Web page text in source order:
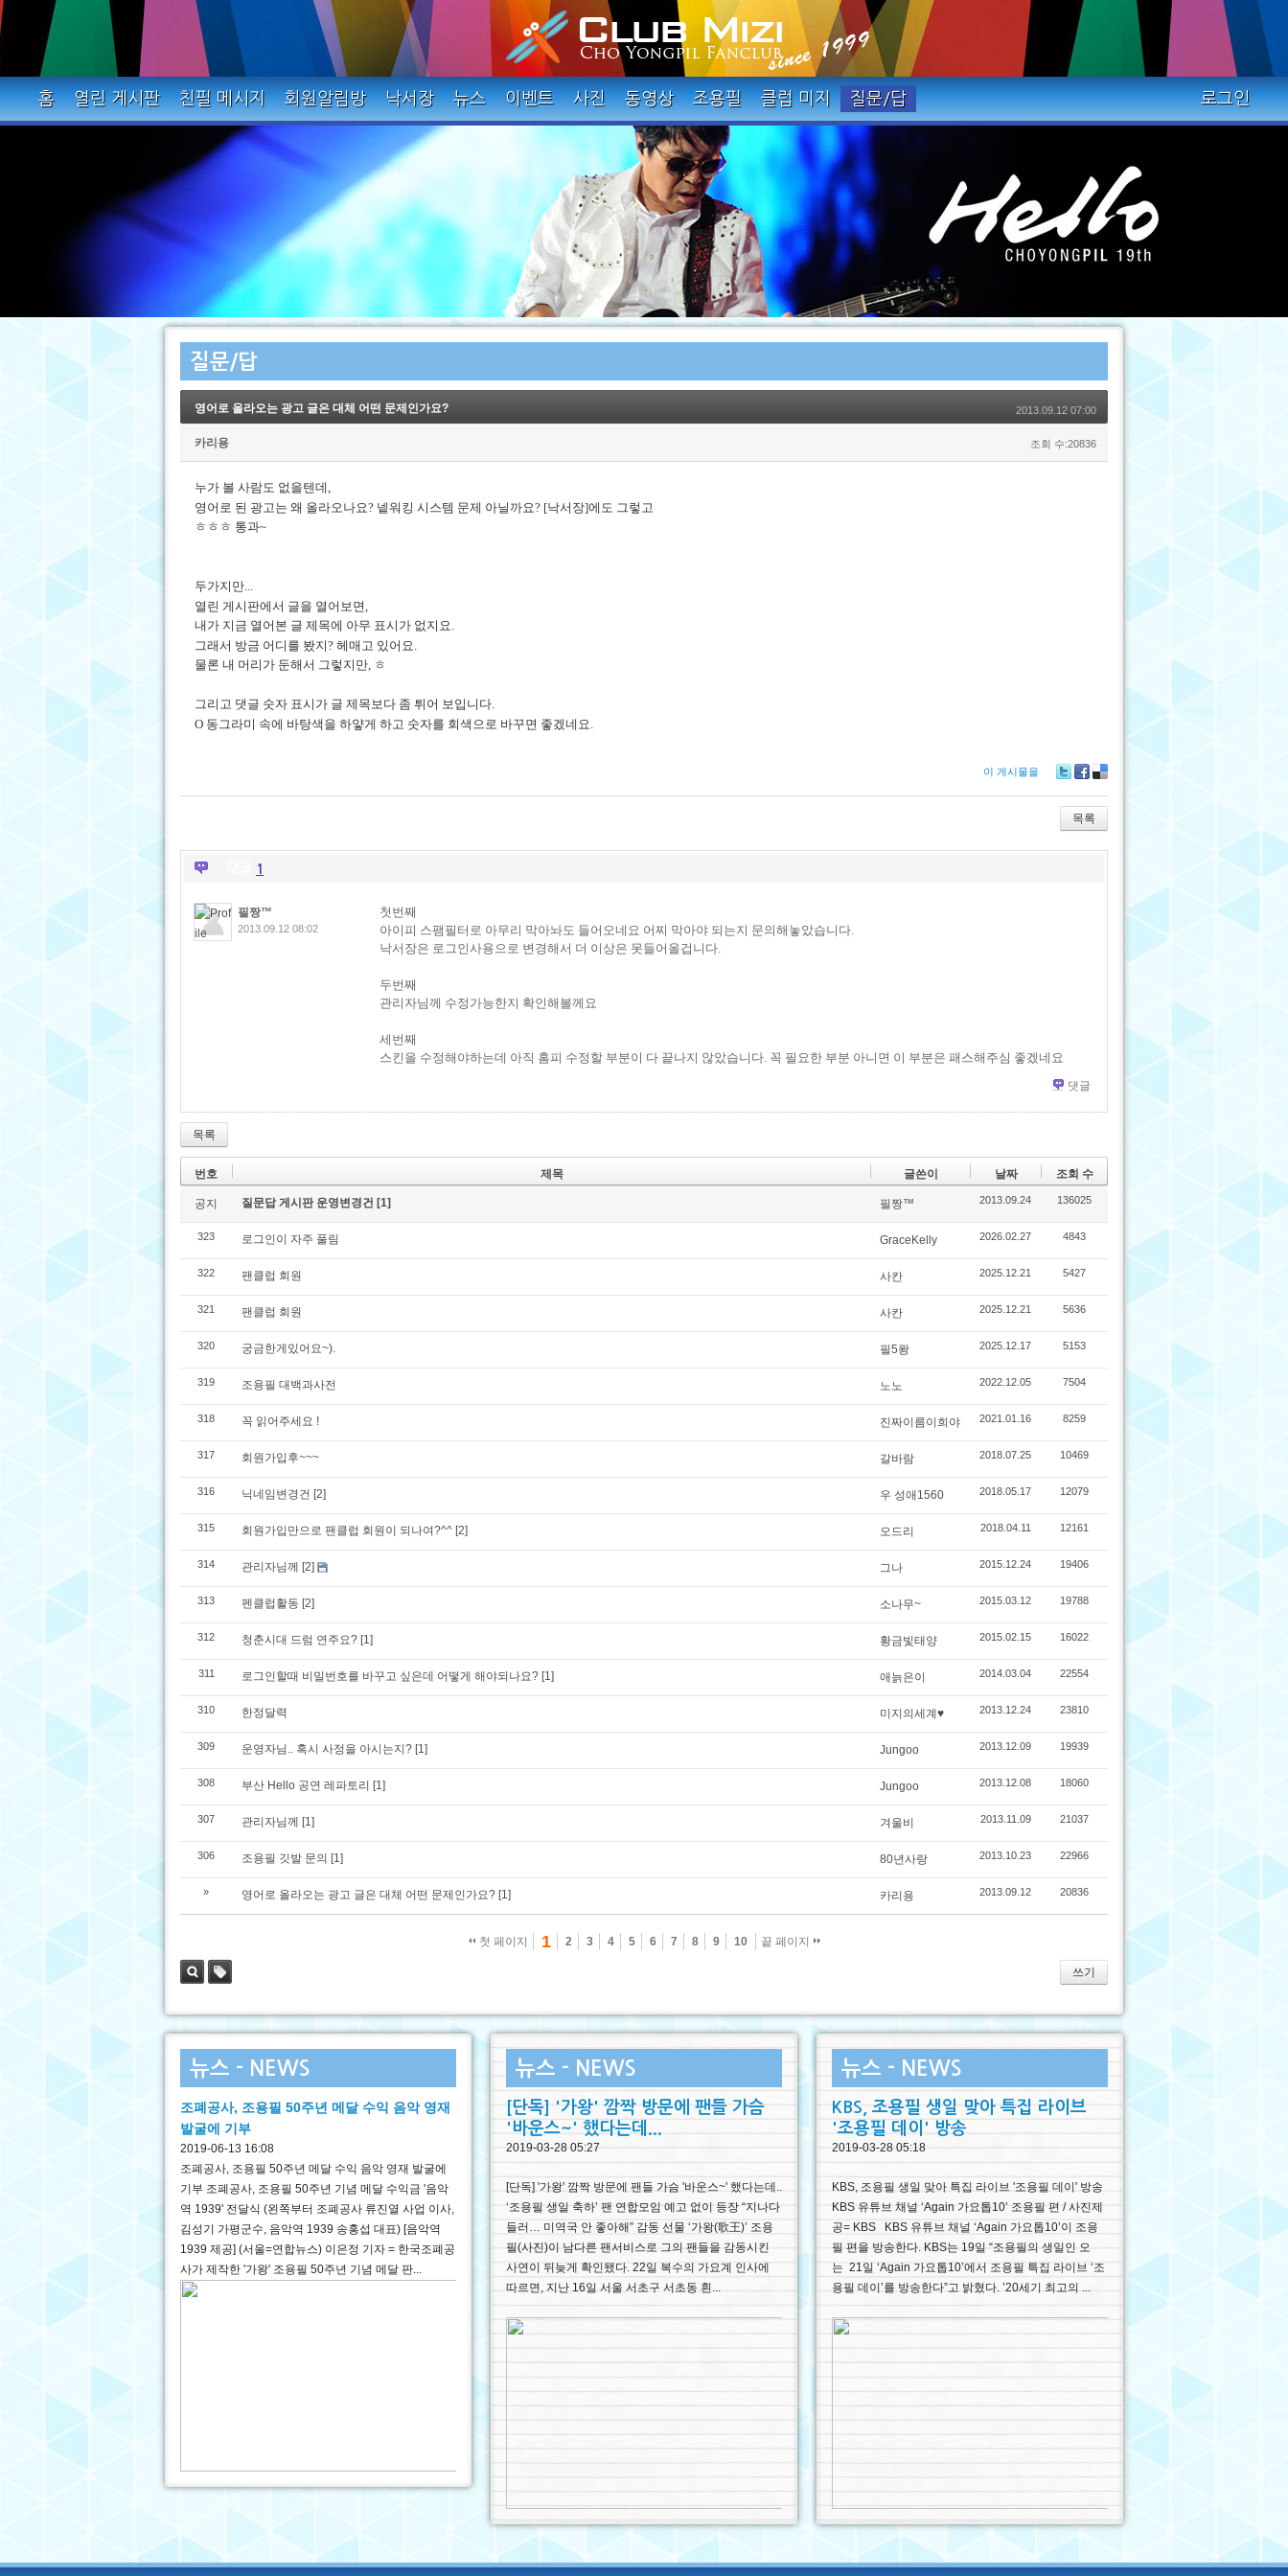
홈 열린 게시판 친필 메시지 회원알림방 낙서장 뉴스 이벤트 사진 동영상 조용필 클럽 미지 질문/답 로그인
질문/답
영어로 올라오는 광고 글은 대체 어떤 문제인가요? 2013.09.12 07:00
카리용 조회 수:20836
누가 볼 사람도 없을텐데,
영어로 된 광고는 왜 올라오나요? 넽워킹 시스템 문제 아닐까요? [낙서장]에도 그렇고
ㅎㅎㅎ 통과~
두가지만...
열린 게시판에서 글을 열어보면,
내가 지금 열어본 글 제목에 아무 표시가 없지요.
그래서 방금 어디를 봤지? 헤매고 있어요.
물론 내 머리가 둔해서 그렇지만, ㅎ
그리고 댓글 숫자 표시가 글 제목보다 좀 튀어 보입니다.
O 동그라미 속에 바탕색을 하얗게 하고 숫자를 회색으로 바꾸면 좋겠네요.
이 게시물을
bo
ok
ou
s
목록
1
필짱™
2013.09.12 08:02
첫번째
아이피 스팸필터로 아무리 막아놔도 들어오네요 어찌 막아야 되는지 문의해놓았습니다.
낙서장은 로그인사용으로 변경해서 더 이상은 못들어올겁니다.
두번째
관리자님께 수정가능한지 확인해볼께요
세번째
스킨을 수정해야하는데 아직 홈피 수정할 부분이 다 끝나지 않았습니다. 꼭 필요한 부분 아니면 이 부분은 패스해주심 좋겠네요
댓글
목록
번호 제목 글쓴이 날짜 조회 수
공지 질문답 게시판 운영변경건 [1] 필짱™ 2013.09.24 136025
323 로그인이 자주 풀림 GraceKelly 2026.02.27 4843
322 팬클럽 회원 사칸 2025.12.21 5427
321 팬클럽 회원 사칸 2025.12.21 5636
320 궁금한게있어요~). 필5퐝 2025.12.17 5153
319 조용필 대백과사전 노노 2022.12.05 7504
318 꼭 읽어주세요 ! 진짜이름이희야 2021.01.16 8259
317 회원가입후~~~ 갈바람 2018.07.25 10469
316 닉네임변경건 [2] 우 성애1560 2018.05.17 12079
315 회원가입만으로 팬클럽 회원이 되나여?^^ [2] 오드리 2018.04.11 12161
314 관리자님께 [2] 그나 2015.12.24 19406
313 펜클럽활동 [2] 소나무~ 2015.03.12 19788
312 청춘시대 드럼 연주요? [1] 황금빛태양 2015.02.15 16022
311 로그인할때 비밀번호를 바꾸고 싶은데 어떻게 해야되나요? [1] 애늙은이 2014.03.04 22554
310 한정달력 미지의세계♥ 2013.12.24 23810
309 운영자님.. 혹시 사정을 아시는지? [1] Jungoo 2013.12.09 19939
308 부산 Hello 공연 레파토리 [1] Jungoo 2013.12.08 18060
307 관리자님께 [1] 겨울비 2013.11.09 21037
306 조용필 깃발 문의 [1] 80년사랑 2013.10.23 22966
» 영어로 올라오는 광고 글은 대체 어떤 문제인가요? [1] 카리용 2013.09.12 20836
첫 페이지 1 2 3 4 5 6 7 8 9 10 끝 페이지
쓰기
뉴스 - NEWS
조폐공사, 조용필 50주년 메달 수익 음악 영재
발굴에 기부
2019-06-13 16:08
조폐공사, 조용필 50주년 메달 수익 음악 영재 발굴에
기부 조폐공사, 조용필 50주년 기념 메달 수익금 '음악
역 1939' 전달식 (왼쪽부터 조폐공사 류진열 사업 이사,
김성기 가평군수, 음악역 1939 송홍섭 대표) [음악역
1939 제공] (서울=연합뉴스) 이은정 기자 = 한국조폐공
사가 제작한 '가왕' 조용필 50주년 기념 메달 판...
뉴스 - NEWS
[단독] '가왕' 깜짝 방문에 팬들 가슴
'바운스~' 했다는데...
2019-03-28 05:27
[단독] '가왕' 깜짝 방문에 팬들 가슴 '바운스~' 했다는데..
‘조용필 생일 축하’ 팬 연합모임 예고 없이 등장 “지나다
들러… 미역국 안 좋아해” 감동 선물 ‘가왕(歌王)’ 조용
필(사진)이 남다른 팬서비스로 그의 팬들을 감동시킨
사연이 뒤늦게 확인됐다. 22일 복수의 가요계 인사에
따르면, 지난 16일 서울 서초구 서초동 흰...
뉴스 - NEWS
KBS, 조용필 생일 맞아 특집 라이브
'조용필 데이' 방송
2019-03-28 05:18
KBS, 조용필 생일 맞아 특집 라이브 '조용필 데이' 방송
KBS 유튜브 채널 ‘Again 가요톱10’ 조용필 편 / 사진제
공= KBS KBS 유튜브 채널 ‘Again 가요톱10’이 조용
필 편을 방송한다. KBS는 19일 “조용필의 생일인 오
는 21일 ‘Again 가요톱10’에서 조용필 특집 라이브 ‘조
용필 데이’를 방송한다”고 밝혔다. ’20세기 최고의 ...